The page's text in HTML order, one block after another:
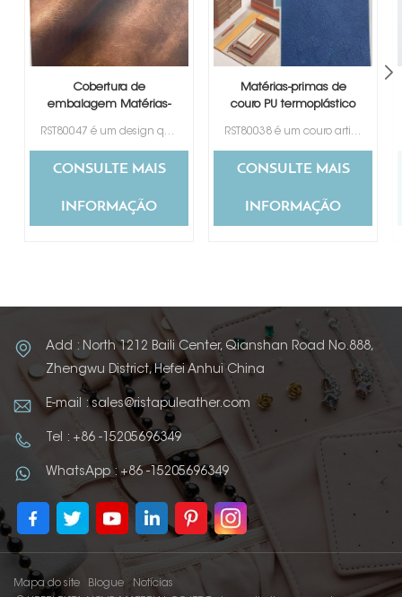
Cobertura de
embalagem Matérias-
termoplástico
RST80047 é um design que imita couro genuíno. Tem uma boa sensação de toque como a pele.
CONSULTE MAIS
INFORMAÇÃO
Matérias-primas de
couro PU termoplástico
RST80038 é um couro artificial que muda de cor com um bom design que imita o couro genuíno.
CONSULTE MAIS
INFORMAÇÃO
Add : North 1212 Baili Center, Qianshan Road No.888,
Zhengwu District, Hefei Anhui China
E-mail : sales@ristapuleather.com
Tel : +86 -15205696349
WhatsApp : +86 -15205696349
Mapa do site Blogue
Notícias